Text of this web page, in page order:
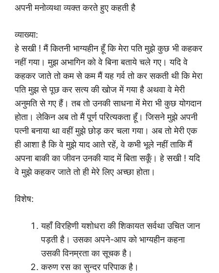
अपनी मनोव्यथा व्यक्त करते हुए कहती है
व्याख्या:
हे सखी ! मैं कितनी भाग्यहीन हूँ कि मेरा पति मुझे कुछ भी कहकर
नहीं गया। मुझ अभागिन को वे बिना बताये चले गए। यदि वे
कहकर जाते तो कम से कम मैं यह गर्व तो कर सकती थी कि मेरा
पति मुझ से पूछ कर सत्य की खोज में गया है अथवा वे मेरी
अनुमति से गए हैं। तब तो उनकी साधना में मेरा भी कुछ योगदान
होता। लेकिन अब तो मैं पूर्ण परित्यकता हूँ। जिसने मुझे अपनी
पत्नी बनाया था वहीं मुझे छोड़ कर चला गया। अब तो मेरी एक
ही आशा है कि वे मुझे याद आते रहें, वे कभी भूले नहीं ताकि मैं
अपना बाकी का जीवन उनकी याद में बिता सकूँ। हे सखी ! यदि
वे मुझे कहकर जाते तो ही मेरे लिए अच्छा होता।
विशेष:
यहाँ विरहिणी यशोधरा की शिकायत सर्वथा उचित जान
पड़ती है। उसका अपने-आप को भाग्यहीन कहना
उसकी विनम्रता का सूचक है।
करुण रस का सुन्दर परिपाक है।